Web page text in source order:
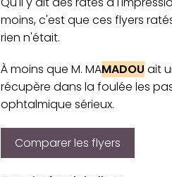
moins, c'est que ces flyers
rien n'était.
À moins que M. MAMADOU ait
récupère dans la foulée les
ophtalmique sérieux.
Comparer les flyers